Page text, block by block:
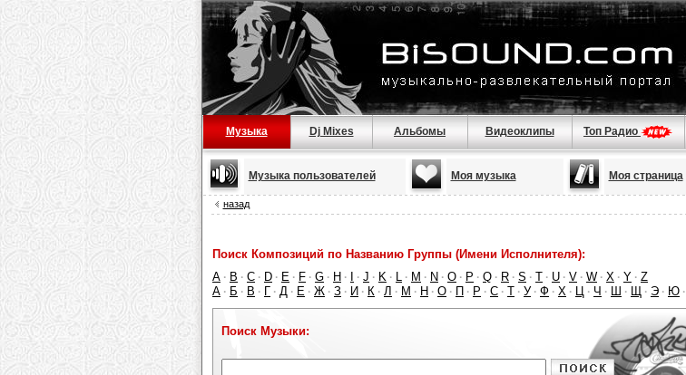
Музыка Dj Mixes Альбомы Видеоклипы Топ Радио
Музыка пользователей Моя музыка Моя страница
назад
Поиск Композиций по Названию Группы (Имени Исполнителя):
A · B · C · D · E · F · G · H · · J · K · L · M · N · O · P · Q · R · S · T · U · V · W · X · Y · Z
А · Б · В · Г · Д · Е · Ж · З · И · К · Л · М · Н · О · П · Р · С · Т · У · Ф · Х · Ц · Ч · Ш · Щ · Э · Ю ·
Поиск Музыки: